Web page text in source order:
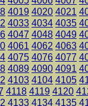
4019 4020 4021
4033 4034 4035
4047 4048 4049
4061 4062 4063
4075 4076 4077
4089 4090 4091
4103 4104 4105
4118 4119 4120
4133 4134 4135